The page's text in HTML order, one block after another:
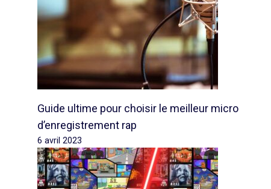
Guide ultime pour choisir le meilleur micro
d’enregistrement rap
6 avril 2023